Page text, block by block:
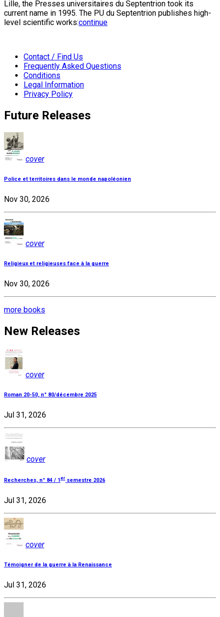
Lille, the Presses universitaires du Septentrion took its
current name in 1995. The PU du Septentrion publishes high-
level scientific works:continue
Contact / Find Us
Frequently Asked Questions
Conditions
Legal Information
Privacy Policy
Future Releases
cover
Police et territoires dans le monde napoléonien
Nov 30, 2026
cover
Religieux et religieuses face à la guerre
Nov 30, 2026
more books
New Releases
cover
Roman 20-50, n° 80/décembre 2025
Jul 31, 2026
cover
Recherches, n° 84 / 1 er semestre 2026
Jul 31, 2026
cover
Témoigner de la guerre à la Renaissance
Jul 31, 2026